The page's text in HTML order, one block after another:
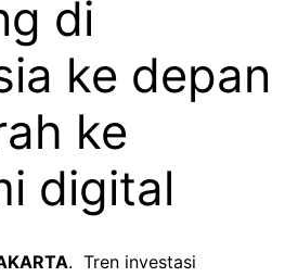
di
ke depan
ke
digital
. Tren investasi